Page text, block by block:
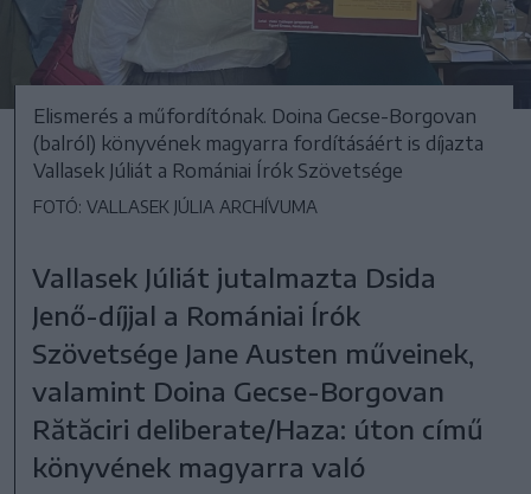
Elismerés a műfordítónak. Doina Gecse-Borgovan
(balról) könyvének magyarra fordításáért is díjazta
Vallasek Júliát a Romániai Írók Szövetsége
FOTÓ: VALLASEK JÚLIA ARCHÍVUMA
Vallasek Júliát jutalmazta Dsida
Jenő-díjjal a Romániai Írók
Szövetsége Jane Austen műveinek,
valamint Doina Gecse-Borgovan
Rătăciri deliberate/Haza: úton című
könyvének magyarra való